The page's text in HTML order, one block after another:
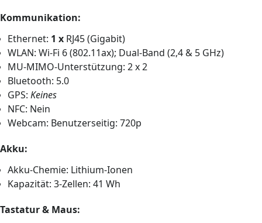
Kommunikation:
Ethernet: 1 x RJ45 (Gigabit)
WLAN: Wi-Fi 6 (802.11ax); Dual-Band (2,4 & 5 GHz)
MU-MIMO-Unterstützung: 2 x 2
Bluetooth: 5.0
GPS:Keines
NFC: Nein
Webcam: Benutzerseitig: 720p
Akku:
Akku-Chemie: Lithium-Ionen
Kapazität: 3-Zellen: 41 Wh
Tastatur & Maus: